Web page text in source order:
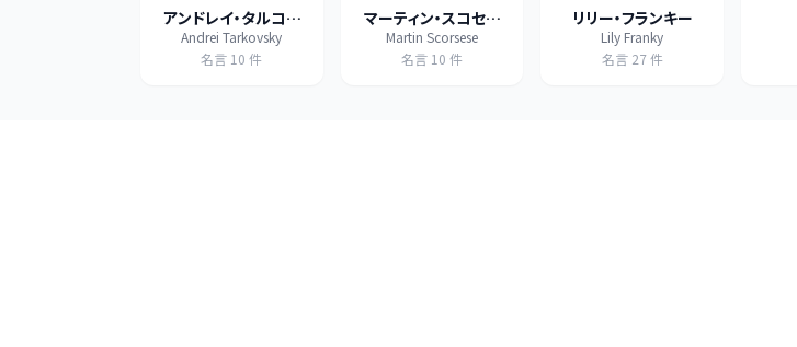
アンドレイ・タルコフ
スキー
Andrei Tarkovsky
名言 10 件
マーティン・スコセッ
シ
Martin Scorsese
名言 10 件
リリー・フランキー
Lily Franky
名言 27件